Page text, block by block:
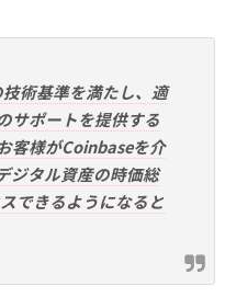
術基準を満たし、適
サポートを提供する
客様がCoinbaseを介
ジタル資産の時価総
できるようになると